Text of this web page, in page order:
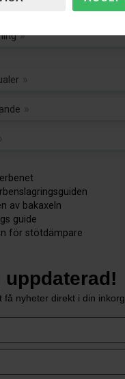
av bakaxeln
guide
för stötdämpare
uppdaterad!
få nyheter direkt i din inkorg